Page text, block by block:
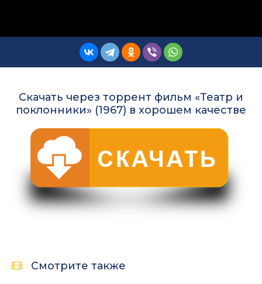
Скачать через торрент фильм «Театр и
поклонники» (1967) в хорошем качестве
Смотрите также